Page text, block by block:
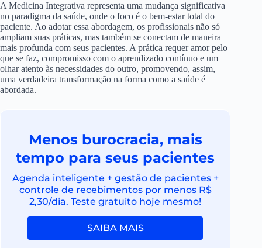
A Medicina Integrativa representa uma mudança significativa
no paradigma da saúde, onde o foco é o bem-estar total do
paciente. Ao adotar essa abordagem, os profissionais não só
ampliam suas práticas, mas também se conectam de maneira
mais profunda com seus pacientes. A prática requer amor pelo
que se faz, compromisso com o aprendizado contínuo e um
olhar atento às necessidades do outro, promovendo, assim,
uma verdadeira transformação na forma como a saúde é
abordada.
Menos burocracia, mais
tempo para seus pacientes
Agenda inteligente + gestão de pacientes +
controle de recebimentos por menos R$
2,30/dia. Teste gratuito hoje mesmo!
SAIBA MAIS